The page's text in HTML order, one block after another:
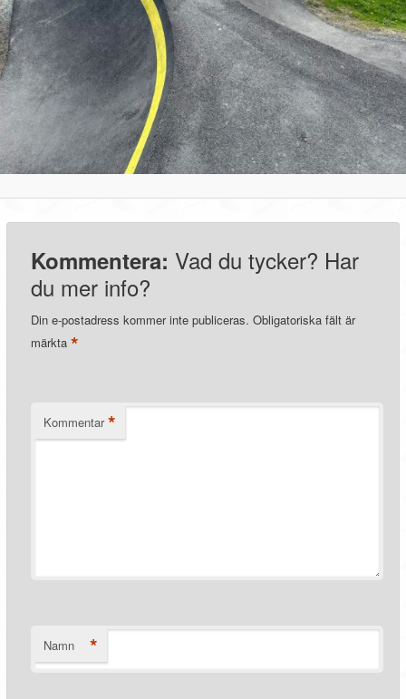
Kommentera: Vad du tycker? Har
du mer info?
Din e-postadress kommer inte publiceras. Obligatoriska fält är
märkta*
Kommentar *
Namn *